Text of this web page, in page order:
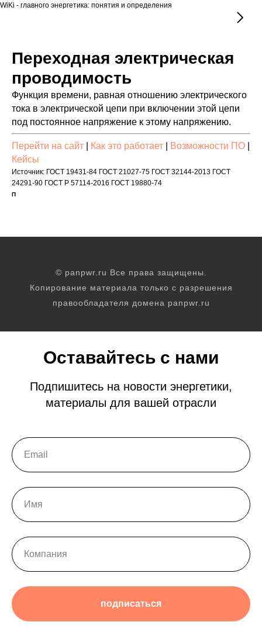
WiKi - главного энергетика: понятия и определения
Переходная электрическая
проводимость
Функция времени, равная отношению электрического
тока в электрической цепи при включении этой цепи
под постоянное напряжение к этому напряжению.
Перейти на сайт Как это работает Возможности ПО
Кейсы
Источник: ГОСТ 19431-84 ГОСТ 21027-75 ГОСТ 32144-2013 ГОСТ
24291-90 ГОСТ Р 57114-2016 ГОСТ 19880-74
П
© panpwr.ru Все права защищены.
Копирование материала только с разрешения
правообладателя домена panpwr.ru
Оставайтесь с нами
Подпишитесь на новости энергетики,
материалы для вашей отрасли
подписаться